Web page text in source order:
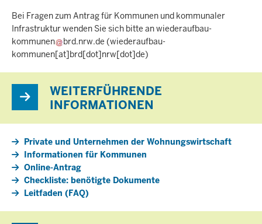
Bei Fragen zum Antrag für Kommunen und kommunaler
Infrastruktur wenden Sie sich bitte anwiederaufbau-
kommunen
brd.nrw.de (wiederaufbau-
kommunen[at]brd[dot]nrw[dot]de)
WEITERFÜHRENDE
INFORMATIONEN
Private und Unternehmen der Wohnungswirtschaft
Informationen für Kommunen
Online-Antrag
Checkliste: benötigte Dokumente
Leitfaden (FAQ)